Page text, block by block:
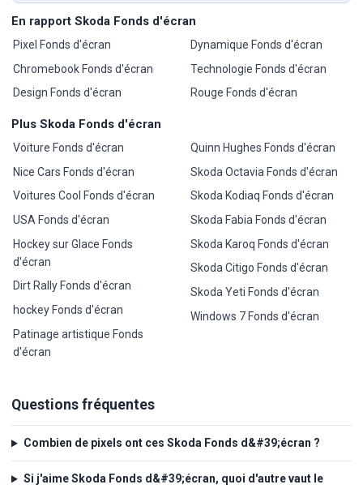
En rapport Skoda Fonds d'écran
Pixel Fonds d'écran
Chromebook Fonds d'écran
Design Fonds d'écran
Dynamique Fonds d'écran
Technologie Fonds d'écran
Rouge Fonds d'écran
Plus Skoda Fonds d'écran
Voiture Fonds d'écran
Nice Cars Fonds d'écran
Voitures Cool Fonds d'écran
USA Fonds d'écran
Hockey sur Glace Fonds
d'écran
Dirt Rally Fonds d'écran
hockey Fonds d'écran
Patinage artistique Fonds
d'écran
Quinn Hughes Fonds d'écran
Skoda Octavia Fonds d'écran
Skoda Kodiaq Fonds d'écran
Skoda Fabia Fonds d'écran
Skoda Karoq Fonds d'écran
Skoda Citigo Fonds d'écran
Skoda Yeti Fonds d'écran
Windows 7 Fonds d'écran
Questions fréquentes
Combien de pixels ont ces Skoda Fonds d&#39;écran ?
Si j'aime Skoda Fonds d&#39;écran, quoi d'autre vaut le